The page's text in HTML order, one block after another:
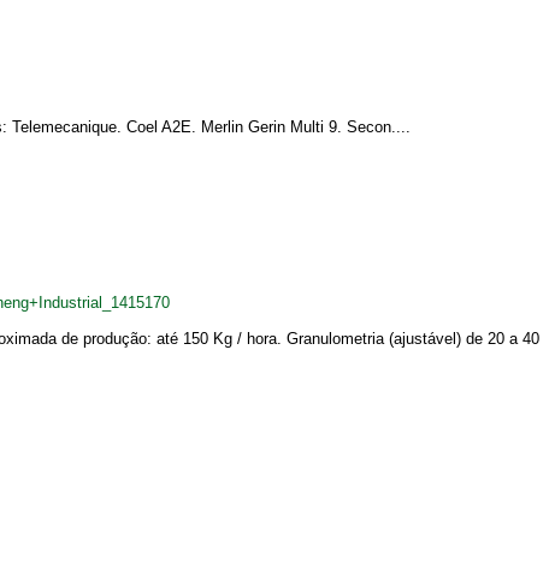
Coel A2E. Merlin Gerin Multi 9. Secon....
de produção: até 150 Kg / hora. Granulometria (ajustável) de 20 a 40